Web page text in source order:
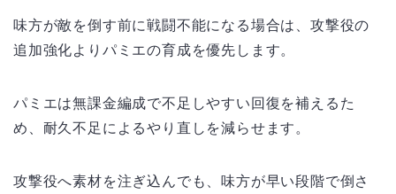
味方が敵を倒す前に戦闘不能になる場合は、攻撃役の
追加強化よりパミエの育成を優先します。
パミエは無課金編成で不足しやすい回復を補えるた
め、耐久不足によるやり直しを減らせます。
攻撃役へ素材を注ぎ込んでも、味方が早い段階で倒さ